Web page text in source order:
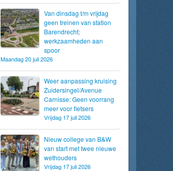
Van dinsdag t/m vrijdag
geen treinen van station
Barendrecht;
werkzaamheden aan
spoor
Maandag 20 juli 2026
Weer aanpassing kruising
Zuidersingel/Avenue
Carnisse: Geen voorrang
meer voor fietsers
Vrijdag 17 juli 2026
Nieuw college van B&W
van start met twee nieuwe
wethouders
Vrijdag 17 juli 2026